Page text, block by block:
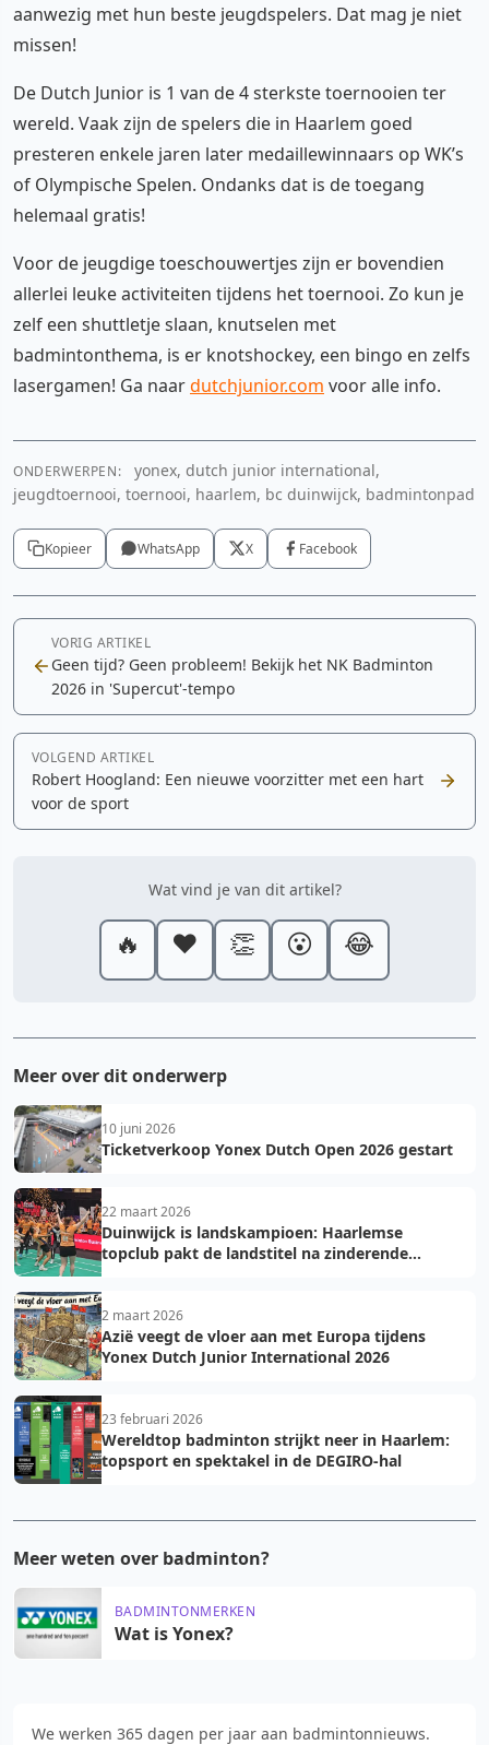
aanwezig met hun beste jeugdspelers. Dat mag je niet
missen!
De Dutch Junior is 1 van de 4 sterkste toernooien ter
wereld. Vaak zijn de spelers die in Haarlem goed
presteren enkele jaren later medaillewinnaars op WK’s
of Olympische Spelen. Ondanks dat is de toegang
helemaal gratis!
Voor de jeugdige toeschouwertjes zijn er bovendien
allerlei leuke activiteiten tijdens het toernooi. Zo kun je
zelf een shuttletje slaan, knutselen met
badmintonthema, is er knotshockey, een bingo en zelfs
lasergamen! Ga naardutchjunior.com voor alle info.
ONDERWERPEN:
yonex, dutch junior international,
jeugdtoernooi, toernooi, haarlem, bc duinwijck, badmintonpad
Kopieer WhatsApp X Facebook
VORIG ARTIKEL
Geen tijd? Geen probleem! Bekijk het NK Badminton
2026 in 'Supercut'-tempo
VOLGEND ARTIKEL
Robert Hoogland: Een nieuwe voorzitter met een hart
voor de sport
Wat vind je van dit artikel?
🔥 ❤️ 👏 😮 😂
Meer over dit onderwerp
10 juni 2026
Ticketverkoop Yonex Dutch Open 2026 gestart
22 maart 2026
Duinwijck is landskampioen: Haarlemse
topclub pakt de landstitel na zinderende
2 maart 2026
Azië veegt de vloer aan met Europa tijdens
Yonex Dutch Junior International 2026
23 februari 2026
Wereldtop badminton strijkt neer in Haarlem:
topsport en spektakel in de DEGIRO-hal
Meer weten over badminton?
BADMINTONMERKEN
Wat is Yonex?
We werken 365 dagen per jaar aan badmintonnieuws.